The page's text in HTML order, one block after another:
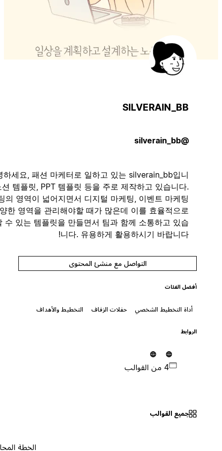
SILVERAIN_BB
안녕하세요, 패션 마케터로 일하고 있는 silverain_bb입니
다! 노션 템플릿, PPT 템플릿 등을 주로 제작하고 있습니다.
마케팅의 영역이 넓어지면서 디지털 마케팅, 이벤트 마케팅
등 다양한 영역을 관리해야할 때가 많은데 이를 효율적으로
관리할 수 있는 템플릿을 만들면서 팀과 함께 소통하고 있습
니다. 유용하게 활용하시기 바랍니다!
التواصل مع منشئ المحتوى
أفضل الفئات
أداة التخطيط الشخصي حفلات الزفاف التخطيط والأهداف
جميع القوالب
الخطة المجانية ٠